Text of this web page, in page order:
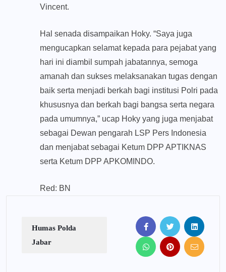
Vincent.
Hal senada disampaikan Hoky. “Saya juga
mengucapkan selamat kepada para pejabat yang
hari ini diambil sumpah jabatannya, semoga
amanah dan sukses melaksanakan tugas dengan
baik serta menjadi berkah bagi institusi Polri pada
khususnya dan berkah bagi bangsa serta negara
pada umumnya,” ucap Hoky yang juga menjabat
sebagai Dewan pengarah LSP Pers Indonesia
dan menjabat sebagai Ketum DPP APTIKNAS
serta Ketum DPP APKOMINDO.
Red: BN
Humas Polda
Jabar